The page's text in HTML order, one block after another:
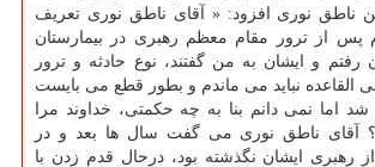
ناطق نوری افزود: « آقای ناطق نوری تعریف
پس از ترور مقام معظم رهبری در بیمارستان
رفتم و ایشان به من گفتند، نوع حادثه و ترور
القاعده نباید می ماندم و بطور قطع می بایست
اما نمی دانم بنا به چه حكمتی، خداوند مرا
آقای ناطق نوری می گفت سال ها بعد و در
رهبری ایشان نگذشته بود، درحال قدم زدن با